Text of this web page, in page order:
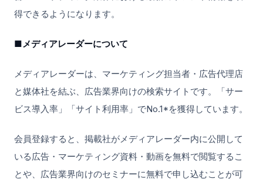
得できるようになります。
■メディアレーダーについて
メディアレーダーは、マーケティング担当者・広告代理店
と媒体社を結ぶ、広告業界向けの検索サイトです。「サー
ビス導入率」「サイト利用率」でNo.1*を獲得しています。
会員登録すると、掲載社がメディアレーダー内に公開して
いる広告・マーケティング資料・動画を無料で閲覧するこ
とや、広告業界向けのセミナーに無料で申し込むことが可